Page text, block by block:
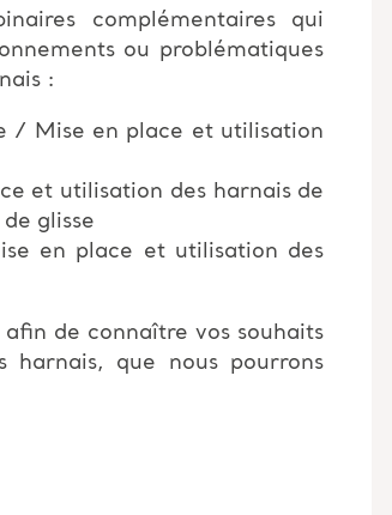
complémentaires qui
ou problématiques
:
/ Mise en place et utilisation
et utilisation des harnais de
glisse
en place et utilisation des
de connaître vos souhaits
harnais, que nous pourrons